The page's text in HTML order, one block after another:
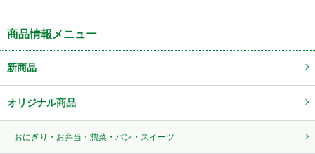
商品情報メニュー
新商品
オリジナル商品
おにぎり・お弁当・惣菜・パン・スイーツ